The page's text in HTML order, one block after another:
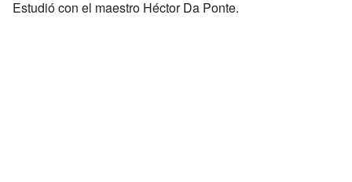
Estudió con el maestro Héctor Da Ponte.